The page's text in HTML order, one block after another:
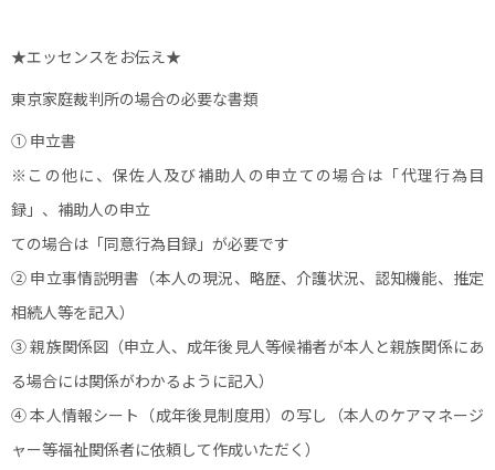
★エッセンスをお伝え★
東京家庭裁判所の場合の必要な書類
① 申立書
※この他に、保佐人及び補助人の申立ての場合は「代理行為目
録」、補助人の申立
ての場合は「同意行為目録」が必要です
② 申立事情説明書（本人の現況、略歴、介護状況、認知機能、推定
相続人等を記入）
③ 親族関係図（申立人、成年後見人等候補者が本人と親族関係にあ
る場合には関係がわかるように記入）
④ 本人情報シート（成年後見制度用）の写し（本人のケアマネージ
ャー等福祉関係者に依頼して作成いただく）